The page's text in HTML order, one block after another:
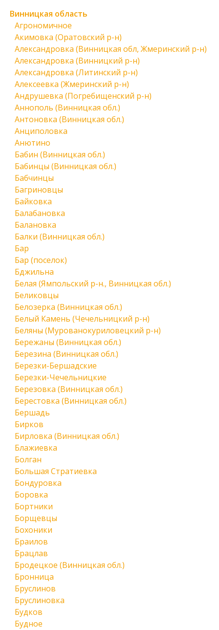
Винницкая область
Агрономичное
Акимовка (Оратовский р-н)
Александровка (Винницкая обл, Жмеринский р-н)
Александровка (Винницкий р-н)
Александровка (Литинский р-н)
Алексеевка (Жмеринский р-н)
Андрушевка (Погребищенский р-н)
Аннополь (Винницкая обл.)
Антоновка (Винницкая обл.)
Анциполовка
Анютино
Бабин (Винницкая обл.)
Бабинцы (Винницкая обл.)
Бабчинцы
Багриновцы
Байковка
Балабановка
Балановка
Балки (Винницкая обл.)
Бар
Бар (поселок)
Бджильна
Белая (Ямпольский р-н., Винницкая обл.)
Беликовцы
Белозерка (Винницкая обл.)
Белый Камень (Чечельницкий р-н)
Беляны (Мурованокуриловецкий р-н)
Бережаны (Винницкая обл.)
Березина (Винницкая обл.)
Березки-Бершадские
Березки-Чечельницкие
Березовка (Винницкая обл.)
Берестовка (Винницкая обл.)
Бершадь
Бирков
Бирловка (Винницкая обл.)
Блажиевка
Болган
Большая Стратиевка
Бондуровка
Боровка
Бортники
Борщевцы
Бохоники
Браилов
Брацлав
Бродецкое (Винницкая обл.)
Бронница
Бруслинов
Бруслиновка
Будков
Будное